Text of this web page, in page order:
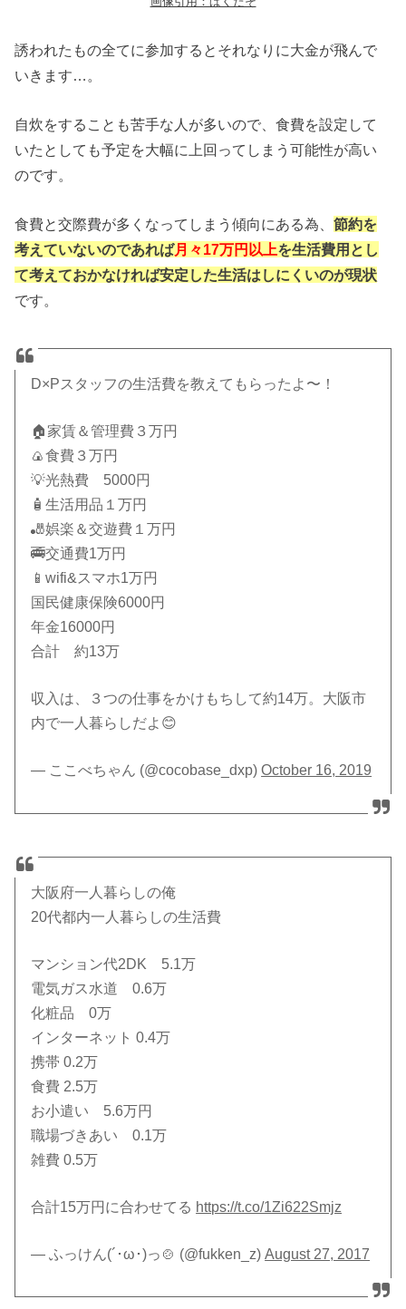
誘われたもの全てに参加するとそれなりに大金が飛んで
いきます…。
自炊をすることも苦手な人が多いので、食費を設定して
いたとしても予定を大幅に上回ってしまう可能性が高い
のです。
食費と交際費が多くなってしまう傾向にある為、節約を
考えていないのであれば月々17万円以上を生活費用とし
て考えておかなければ安定した生活はしにくいのが現状
です。
D×Pスタッフの生活費を教えてもらったよ〜！
🏠家賃＆管理費３万円
🍙食費３万円
💡光熱費 5000円
🧴生活用品１万円
🎳娯楽＆交遊費１万円
🚎交通費1万円
📱wifi&スマホ1万円
国民健康保険6000円
年金16000円
合計 約13万
収入は、３つの仕事をかけもちして約14万。大阪市
内で一人暮らしだよ😊
— ここべちゃん (@cocobase_dxp)October 16, 2019
大阪府一人暮らしの俺
20代都内一人暮らしの生活費
マンション代2DK 5.1万
電気ガス水道 0.6万
化粧品 0万
インターネット 0.4万
携帯 0.2万
食費 2.5万
お小遣い 5.6万円
職場づきあい 0.1万
雑費 0.5万
合計15万円に合わせてる https://t.co/1Zi622Smjz
— ふっけん(´･ω･)っ🍲 (@fukken_z)August 27, 2017